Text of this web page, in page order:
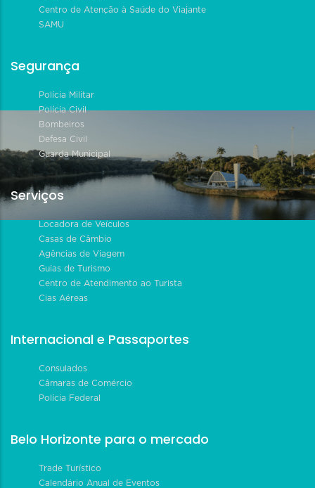
Centro de Atenção à Saúde do Viajante
SAMU
Segurança
Polícia Militar
Polícia Civil
Bombeiros
Defesa Civil
Guarda Municipal
Serviços
Locadora de Veículos
Casas de Câmbio
Agências de Viagem
Guias de Turismo
Centro de Atendimento ao Turista
Cias Aéreas
Internacional e Passaportes
Consulados
Câmaras de Comércio
Polícia Federal
Belo Horizonte para o mercado
Trade Turístico
Calendário Anual de Eventos